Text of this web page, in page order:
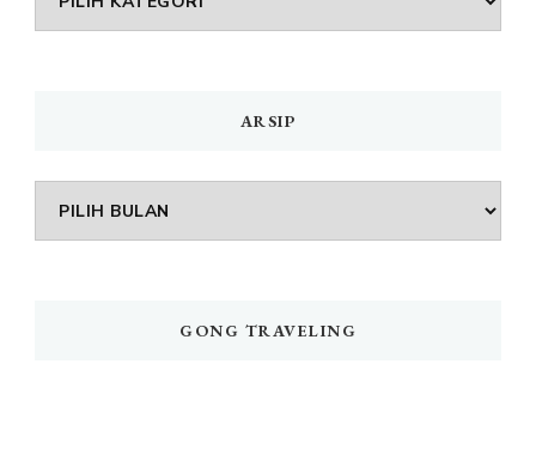
MENU
ARSIP
Arsip
GONG TRAVELING